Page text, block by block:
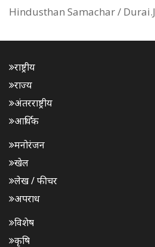
Hindusthan Samachar / Durai.J
राष्ट्रीय
राज्य
अंतरराष्ट्रीय
आर्थिक
मनोरंजन
खेल
लेख / फीचर
अपराध
विशेष
कृषि